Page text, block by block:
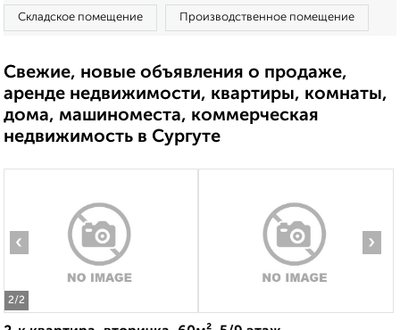
Складское помещение Производственное помещение
Свежие, новые объявления о продаже,
аренде недвижимости, квартиры, комнаты,
дома, машиноместа, коммерческая
недвижимость в Сургуте
2/2
‹ ›